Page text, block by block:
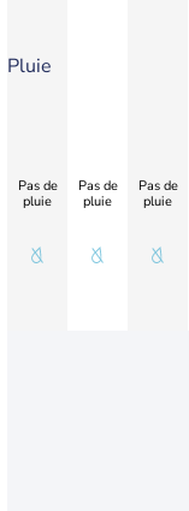
Pluie
Pas de
pluie
Pas de
pluie
Pas de
pluie